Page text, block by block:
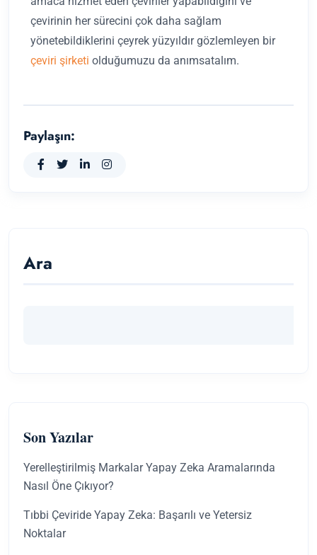
çevirinin her sürecini çok daha sağlam
yönetebildiklerini çeyrek yüzyıldır gözlemleyen bir
çeviri şirketi olduğumuzu da anımsatalım.
Paylaşın:
Ara
Son Yazılar
Yerelleştirilmiş Markalar Yapay Zeka Aramalarında
Nasıl Öne Çıkıyor?
Tıbbi Çeviride Yapay Zeka: Başarılı ve Yetersiz
Noktalar